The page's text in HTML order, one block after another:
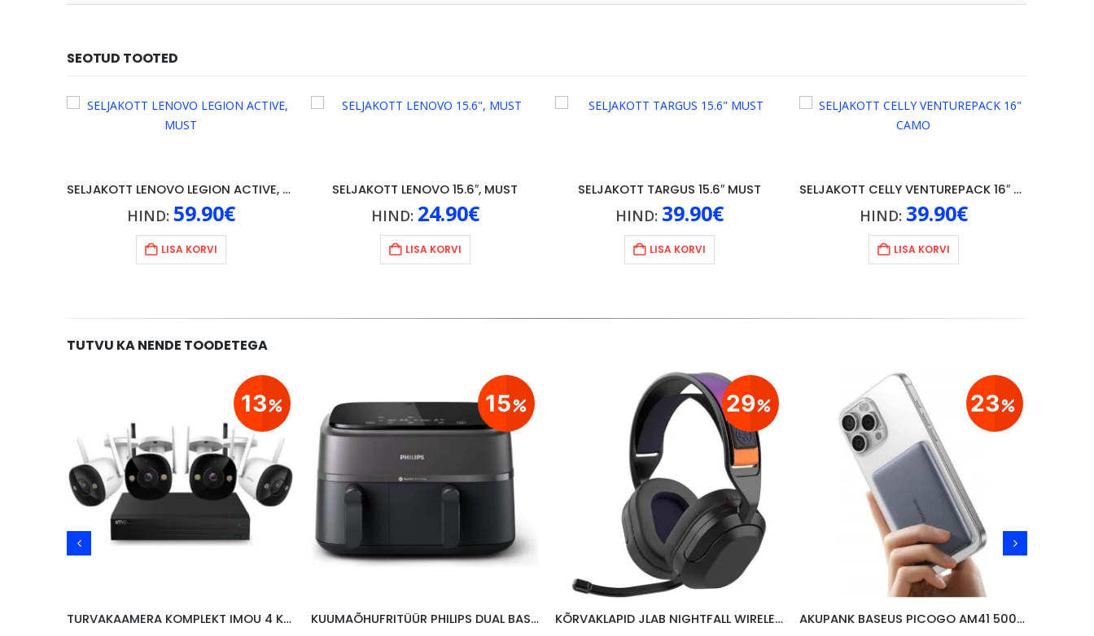
SEOTUD TOOTED
SELJAKOTT LENOVO LEGION ACTIVE, MUST
HIND: 59.90€
LISA KORVI
SELJAKOTT LENOVO 15.6″, MUST
HIND: 24.90€
LISA KORVI
SELJAKOTT TARGUS 15.6″ MUST
HIND: 39.90€
LISA KORVI
SELJAKOTT CELLY VENTUREPACK 16″ CAMO
HIND: 39.90€
LISA KORVI
TUTVU KA NENDE TOODETEGA
13
TURVAKAAMERA KOMPLEKT IMOU 4 KAAMERAT, SALVESTAJA, FHD
15
KUUMAÕHUFRITÜÜR PHILIPS DUAL BASKET 9L, MUST
29
KÕRVAKLAPID JLAB NIGHTFALL WIRELESS/ BLUETOOTH,PC/ SWITCH/PS, MUST
23
AKUPANK BASEUS PICOGO AM41 5000mAh, 20W, KAABEL USB-C 60W/30CM, HALL